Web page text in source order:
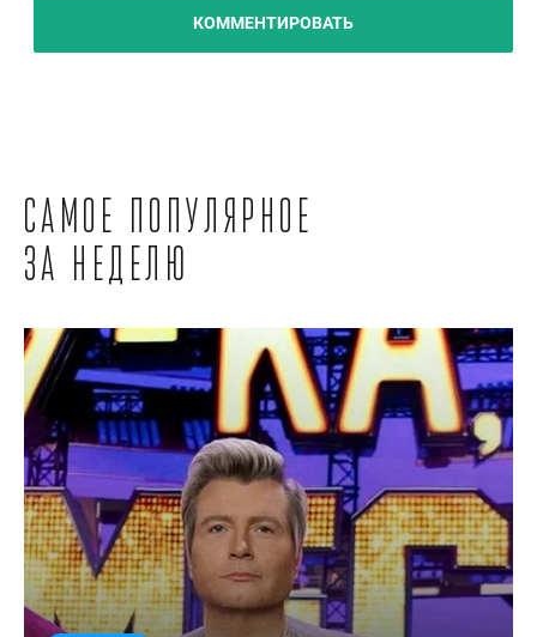
КОММЕНТИРОВАТЬ
Самое популярное
за неделю